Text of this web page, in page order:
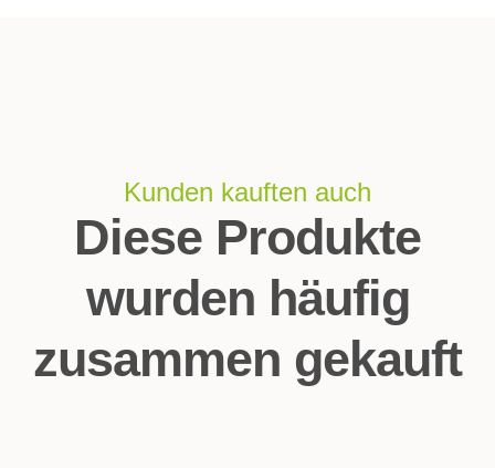
Kunden kauften auch
Diese Produkte
wurden häufig
zusammen gekauft